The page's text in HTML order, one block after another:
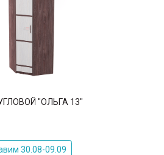
"ОЛЬГА 13"
30.08-09.09